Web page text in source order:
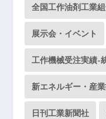
全国工作油剤工業
展示会・イベント
工作機械受注実績-
新エネルギー・産
日刊工業新聞社